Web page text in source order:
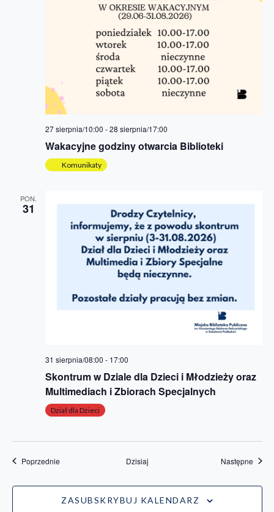
27 sierpnia/10:00 -28 sierpnia/17:00
Wakacyjne godziny otwarcia Biblioteki
Komunikaty
PON.
31
31 sierpnia/08:00 - 17:00
Skontrum w Dziale dla Dzieci i Młodzieży oraz
Multimediach i Zbiorach Specjalnych
Dział dla Dzieci
PoprzednieWydarzenia Dzisiaj Następne
ZASUBSKRYBUJ KALENDARZ